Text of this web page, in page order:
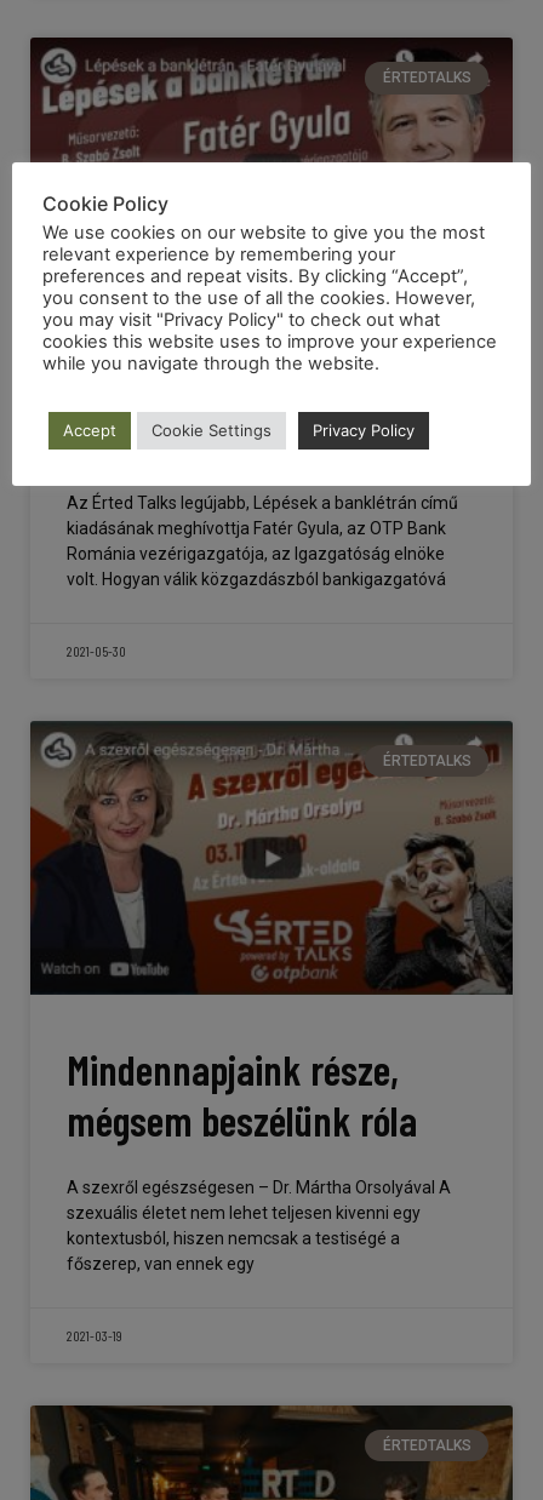
ÉRTEDTALKS
Lépések a banklétrán –
Fatér Gyula
Az Érted Talks legújabb, Lépések a banklétrán című
kiadásának meghívottja Fatér Gyula, az OTP Bank
Románia vezérigazgatója, az Igazgatóság elnöke
volt. Hogyan válik közgazdászból bankigazgatóvá
2021-05-30
ÉRTEDTALKS
Mindennapjaink része,
mégsem beszélünk róla
A szexről egészségesen – Dr. Mártha Orsolyával A
szexuális életet nem lehet teljesen kivenni egy
kontextusból, hiszen nemcsak a testiségé a
főszerep, van ennek egy
2021-03-19
ÉRTEDTALKS
Cookie Policy
We use cookies on our website to give you the most
relevant experience by remembering your
preferences and repeat visits. By clicking “Accept”,
you consent to the use of all the cookies. However,
you may visit "Privacy Policy" to check out what
cookies this website uses to improve your experience
while you navigate through the website.
Accept Cookie Settings Privacy Policy